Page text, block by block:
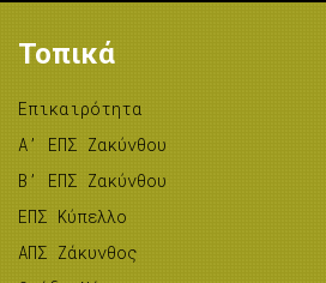
Τοπικά
Επικαιρότητα
A’ ΕΠΣ Ζακύνθου
B’ ΕΠΣ Ζακύνθου
ΕΠΣ Κύπελλο
ΑΠΣ Ζάκυνθος